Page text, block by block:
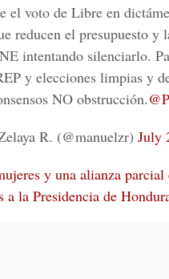
el voto de Libre en
reducen el presupuesto y
intentando silenciarlo.
y elecciones limpias y
NO obstrucción.
R. (@manuelzr) July
y una alianza parcial
a la Presidencia de